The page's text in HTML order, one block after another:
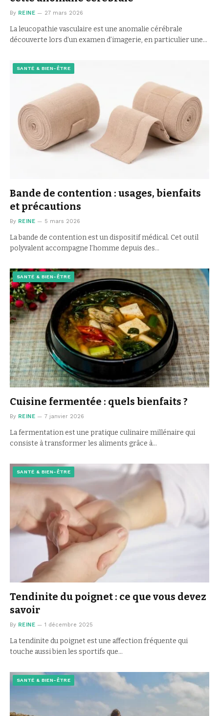
By REINE 27 mars 2026
La leucopathie vasculaire est une anomalie cérébrale
découverte lors d’un examen d’imagerie, en particulier une…
SANTÉ & BIEN-ÊTRE
Bande de contention : usages, bienfaits
et précautions
By REINE 5 mars 2026
La bande de contention est un dispositif médical. Cet outil
polyvalent accompagne l’homme depuis des…
SANTÉ & BIEN-ÊTRE
Cuisine fermentée : quels bienfaits ?
By REINE 7 janvier 2026
La fermentation est une pratique culinaire millénaire qui
consiste à transformer les aliments grâce à…
SANTÉ & BIEN-ÊTRE
Tendinite du poignet : ce que vous devez
savoir
By REINE 1 décembre 2025
La tendinite du poignet est une affection fréquente qui
touche aussi bien les sportifs que…
SANTÉ & BIEN-ÊTRE